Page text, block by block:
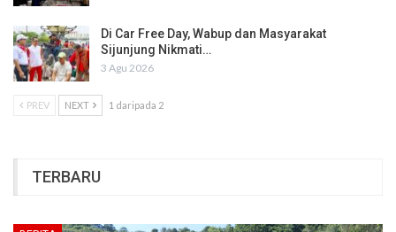
Di Car Free Day, Wabup dan Masyarakat
Sijunjung Nikmati…
3 Agu 2026
PREV NEXT 1 daripada 2
TERBARU